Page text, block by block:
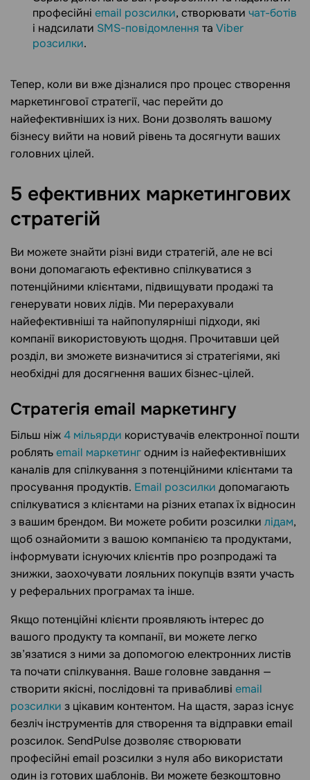
професійні email розсилки, створювати чат-ботів
і надсилати SMS-повідомлення та Viber
розсилки.
Тепер, коли ви вже дізналися про процес створення
маркетингової стратегії, час перейти до
найефективніших із них. Вони дозволять вашому
бізнесу вийти на новий рівень та досягнути ваших
головних цілей.
5 ефективних маркетингових
стратегій
Ви можете знайти різні види стратегій, але не всі
вони допомагають ефективно спілкуватися з
потенційними клієнтами, підвищувати продажі та
генерувати нових лідів. Ми перерахували
найефективніші та найпопулярніші підходи, які
компанії використовують щодня. Прочитавши цей
розділ, ви зможете визначитися зі стратегіями, які
необхідні для досягнення ваших бізнес-цілей.
Стратегія email маркетингу
Більш ніж4 мільярди користувачів електронної пошти
роблятьemail маркетингодним із найефективніших
каналів для спілкування з потенційними клієнтами та
просування продуктів. Email розсилки допомагають
спілкуватися з клієнтами на різних етапах їх відносин
з вашим брендом. Ви можете робити розсилки лідам,
щоб ознайомити з вашою компанією та продуктами,
інформувати існуючих клієнтів про розпродажі та
знижки, заохочувати лояльних покупців взяти участь
у реферальних програмах та інше.
Якщо потенційні клієнти проявляють інтерес до
вашого продукту та компанії, ви можете легко
зв’язатися з ними за допомогою електронних листів
та почати спілкування. Ваше головне завдання —
створити якісні, послідовні та привабливі email
розсилки з цікавим контентом. На щастя, зараз існує
безліч інструментів для створення та відправки email
розсилок. SendPulse дозволяє створювати
професійні email розсилки з нуля або використати
один із готових шаблонів. Ви можете безкоштовно